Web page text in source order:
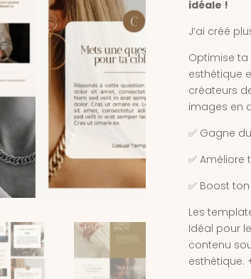
idéale !
J’ai créé
Optimise
esthétique
créateurs
images en
✅ Gagne
✅
✅ Boost
Les
Idéal pour
contenu
esthétique.